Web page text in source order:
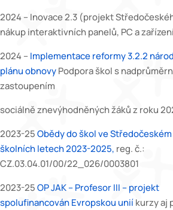
2024 – Inovace 2.3 (projekt
nákup interaktivních panelů, PC a
2024 –Implementace reformy 3.2.2
plánu obnovyPodpora škol s
zastoupením
sociálně znevýhodněných žáků z roku
2023-25Obědy do škol ve
školních letech 2023-2025, reg. č.:
CZ.03.04.01/00/22_026/0003801
2023-25OP JAK – Profesor III – projekt
spolufinancován Evropskou uniíkurzy aj